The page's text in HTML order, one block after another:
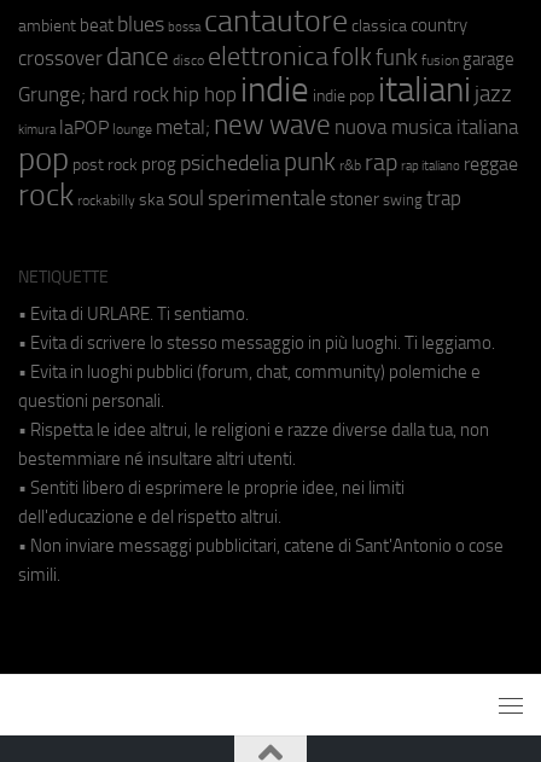
ambient beat blues bossa cantautore classica country
crossover dance disco elettronicafolkfunk fusion garage
Grunge; hard rock hip hop indie indie pop italiani jazz
kimura laPOP lounge metal; new wave nuova musica italiana
pop post rock prog psichedeliapunk r&b rap rap italiano reggae
rock rockabilly ska soul sperimentale stoner swing trap
NETIQUETTE
• Evita di URLARE. Ti sentiamo.
• Evita di scrivere lo stesso messaggio in più luoghi. Ti leggiamo.
• Evita in luoghi pubblici (forum, chat, community) polemiche e
questioni personali.
• Rispetta le idee altrui, le religioni e razze diverse dalla tua, non
bestemmiare né insultare altri utenti.
• Sentiti libero di esprimere le proprie idee, nei limiti
dell'educazione e del rispetto altrui.
• Non inviare messaggi pubblicitari, catene di Sant'Antonio o cose
simili.